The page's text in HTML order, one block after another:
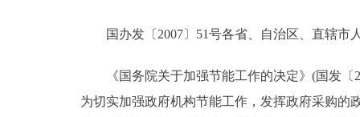
12345网上接诉即办
国办发〔2007〕51号各省、自治区、直辖市
《国务院关于加强节能工作的决定》(国发〔
为切实加强政府机构节能工作，发挥政府采购的